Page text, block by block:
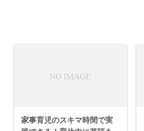
家事育児のスキマ時間で実